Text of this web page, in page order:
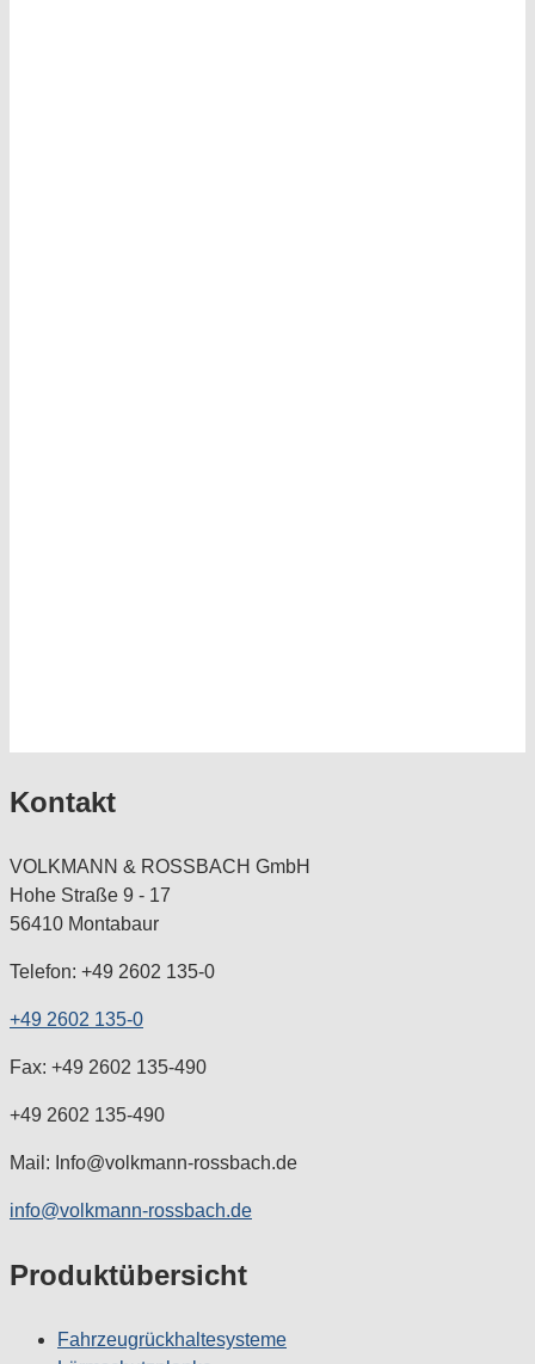
Kontakt
VOLKMANN & ROSSBACH GmbH
Hohe Straße 9 - 17
56410 Montabaur
Telefon: +49 2602 135-0
+49 2602 135-0
Fax: +49 2602 135-490
+49 2602 135-490
Mail: Info@volkmann-rossbach.de
info@volkmann-rossbach.de
Produktübersicht
Fahrzeugrückhaltesysteme